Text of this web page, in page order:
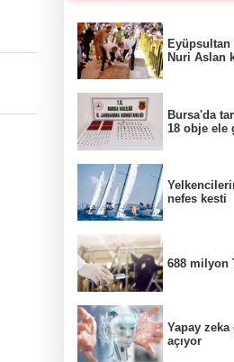
Eyüpsultan
Nuri Aslan
Bursa'da
18 obje ele
nefes kesti
688 milyon
Yapay
açıyor